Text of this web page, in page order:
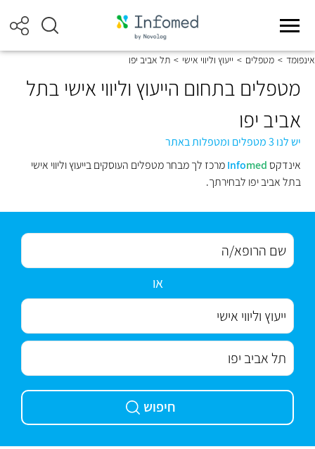
אינפומד > מטפלים > ייעוץ וליווי אישי > תל אביב יפו
מטפלים בתחום הייעוץ וליווי אישי בתל
אביב יפו
יש לנו 3 מטפלים ומטפלות באתר
אינדקס
Infomed
מרכז לך מבחר מטפלים העוסקים בייעוץ וליווי אישי
בתל אביב יפו לבחירתך.
או
חיפוש